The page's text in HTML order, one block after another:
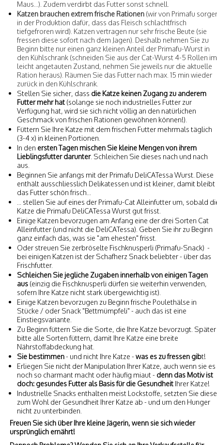
Maus...). Zudem verdirbt das Futter sonst schnell.
Katzen brauchen extrem frische Rationen (wir von Primafu
in der Produktion dafür, dass das Fleisch schlachtfrisch
tiefgefroren wird). Katzen vertragen nur sehr frische Beute (sie
fressen diese sofort nach dem Jagen). Deshalb nehmen Sie zu
Beginn bitte nur einen ganz kleinen Anteil der Primafu-Wurst in
den Kühlschrank (schneiden Sie aus der Cat-Wurst 4-5 Rollen im
leicht angetauten Zustand, nehmen Sie jeweils nur die aktuelle
Ration heraus). Räumen Sie das Futter nach max. 15 min wieder
zurück in den Kühlschrank.
Stellen Sie sicher, dass die Katze keinen Zugang zu anderem
Futter mehr hat (solange sie noch industrielles Futter zur
Verfügung hat, wird sie sich nicht völlig an den natürlichen
Geschmack von frischen Rationen gewöhnen können!).
Füttern Sie Ihre Katze mit dem frischen Futter mehrmals täglich
(3-4 x) in kleinen Portionen.
In den ersten Tagen mischen Sie kleine Mengen von ihrem
Lieblingsfutter darunter. Schleichen Sie dieses nach und nach
aus.
Beginnen Sie anfangs mit der Primafu DeliCATessa Wurst. Diese
enthält ausschliesslich Delikatessen und ist kleiner, damit bleibt
das Futter schön frisch...
... stellen Sie auf eines der Primafu-Cat Alleinfutter um, sobald
Katze die Primafu DeliCATessa Wurst gut frisst.
Einige Katzen bevorzugen am Anfang eine der drei Sorten Cat
Alleinfutter (und nicht die DeliCATessa). Geben Sie ihr zu Beginn
ganz einfach das, was sie "am ehesten" frisst.
Oder streuen Sie zerbröselte Fischknusperli (Primafu-Snack) -
bei einigen Katzen ist der Schafherz Snack beliebter - über das
Frischfutter.
Schleichen Sie jegliche Zugaben innerhalb von einigen Tagen
aus (einzig die Fischknusperli dürfen sie weiterhin verwenden,
sofern Ihre Katze nicht stark übergewichtig ist).
Einige Katzen bevorzugen zu Beginn frische Poulethälse in
Stücke / oder Snack "Bettmümpfeli" - auch das ist eine
Einstiegsvariante.
Zu Beginn füttern Sie die Sorte, die Ihre Katze bevorzugt. Später
bitte alle Sorten füttern, damit Ihre Katze eine breite
Nährstoffabdeckung hat.
Sie bestimmen- und nicht Ihre Katze - was es zu fressen gibt!
Erliegen Sie nicht der Manipulation Ihrer Katze, auch wenn sie es
noch so charmant macht oder häufig miaut - denn das Motiv ist
doch: gesundes Futter als Basis für die Gesundheit Ihrer Katze!
Industrielle Snacks enthalten meist Lockstoffe, setzten Sie diese
zum Wohl der Gesundheit Ihrer Katze ab - und um den Hunger
nicht zu unterbinden.
Freuen Sie sich über Ihre kleine Jägerin, wenn sie sich wieder
ursprünglich ernährt!